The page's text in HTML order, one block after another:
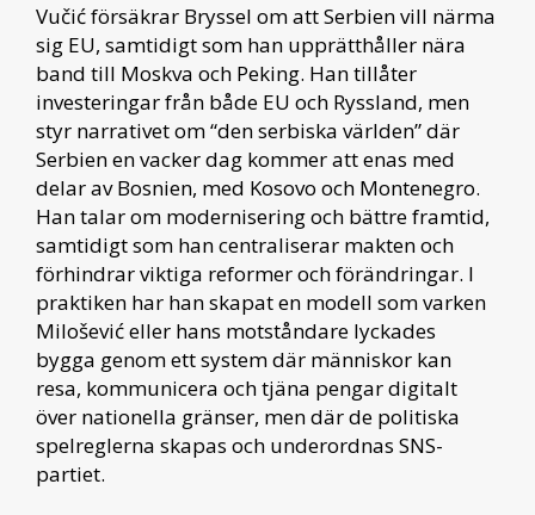
Vučić försäkrar Bryssel om att Serbien vill närma
sig EU, samtidigt som han upprätthåller nära
band till Moskva och Peking. Han tillåter
investeringar från både EU och Ryssland, men
styr narrativet om “den serbiska världen” där
Serbien en vacker dag kommer att enas med
delar av Bosnien, med Kosovo och Montenegro.
Han talar om modernisering och bättre framtid,
samtidigt som han centraliserar makten och
förhindrar viktiga reformer och förändringar. I
praktiken har han skapat en modell som varken
Milošević eller hans motståndare lyckades
bygga genom ett system där människor kan
resa, kommunicera och tjäna pengar digitalt
över nationella gränser, men där de politiska
spelreglerna skapas och underordnas SNS-
partiet.